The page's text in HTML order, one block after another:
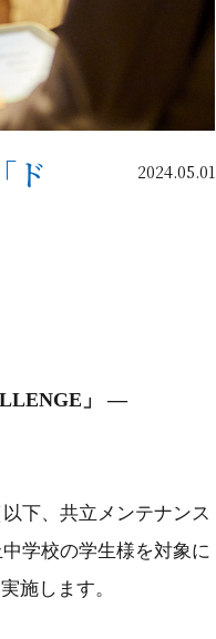
ド
2024.05.01
」 ―
下、共立メンテナンス
学校の学生様を対象に
施します。